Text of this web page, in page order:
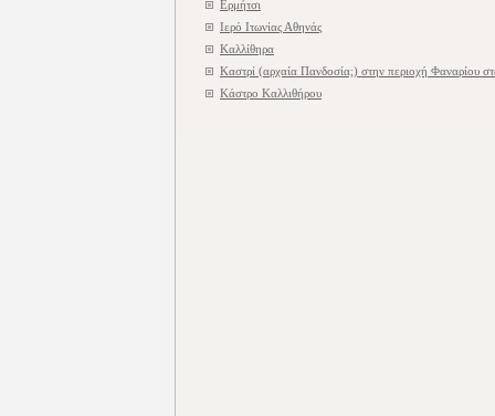
Ερμήτσι
Ιερό Ιτωνίας Αθηνάς
Καλλίθηρα
Καστρί (αρχαία Πανδοσία;) στην περιοχή Φαναρίου
Κάστρο Καλλιθήρου